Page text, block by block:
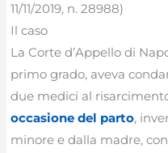
11/11/2019, n. 28988)
Il caso
La Corte d’Appello di
primo grado, aveva
due medici al
occasione del parto,
minore e dalla madre,